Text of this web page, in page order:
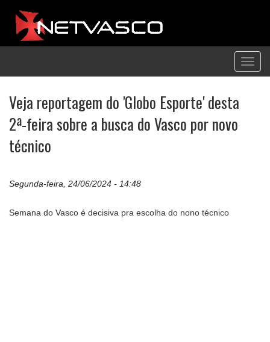
Veja reportagem do 'Globo Esporte' desta
2ª-feira sobre a busca do Vasco por novo
técnico
Segunda-feira, 24/06/2024 - 14:48
Semana do Vasco é decisiva pra escolha do nono técnico